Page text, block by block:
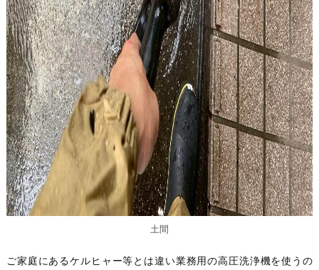
土間
ご家庭にあるケルヒャー等とは違い業務用の高圧洗浄機を使うの